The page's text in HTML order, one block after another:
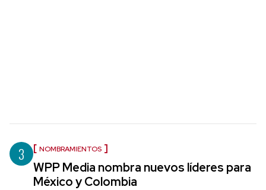
3 NOMBRAMIENTOS
WPP Media nombra nuevos líderes para
México y Colombia